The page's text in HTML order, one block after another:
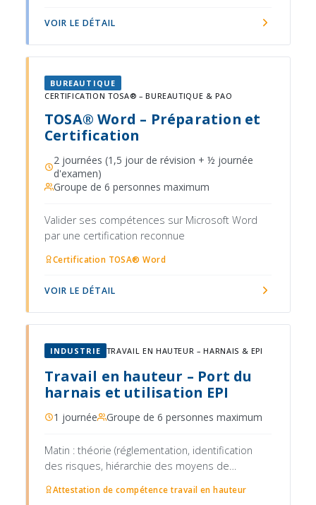
VOIR LE DÉTAIL
BUREAUTIQUE
CERTIFICATION TOSA® – BUREAUTIQUE & PAO
TOSA® Word – Préparation et
Certification
2 journées (1,5 jour de révision + ½ journée
d'examen)
Groupe de 6 personnes maximum
Valider ses compétences sur Microsoft Word
par une certification reconnue
Certification TOSA® Word
VOIR LE DÉTAIL
INDUSTRIE TRAVAIL EN HAUTEUR – HARNAIS & EPI
Travail en hauteur – Port du
harnais et utilisation EPI
1 journée Groupe de 6 personnes maximum
Matin : théorie (réglementation, identification
des risques, hiérarchie des moyens de
harnais, longe, absorbeur d'énergie, point
Attestation de compétence travail en hauteur